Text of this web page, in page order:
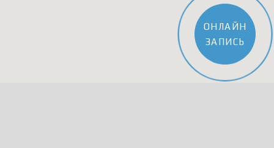
ОНЛАЙН
ЗАПИСЬ